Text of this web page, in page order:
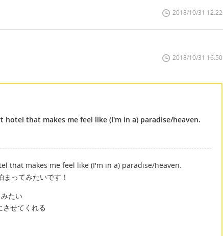
2018/10/31 12:22
2018/10/31 16:50
that makes me feel like (I'm in a) paradise/heaven.
that makes me feel like (I'm in a) paradise/heaven.
ってみたいです！
たい
せてくれる